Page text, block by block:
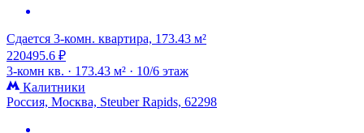
Сдается 3-комн. квартира, 173.43 м²
220495.6 ₽
3-комн кв. · 173.43 м² · 10/6 этаж
Калитники
Россия, Москва, Steuber Rapids, 62298